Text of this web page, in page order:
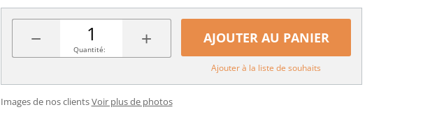
− +
Quantité:
AJOUTER AU PANIER
Ajouter à la liste de souhaits
Images de nos clientsVoir plus de photos